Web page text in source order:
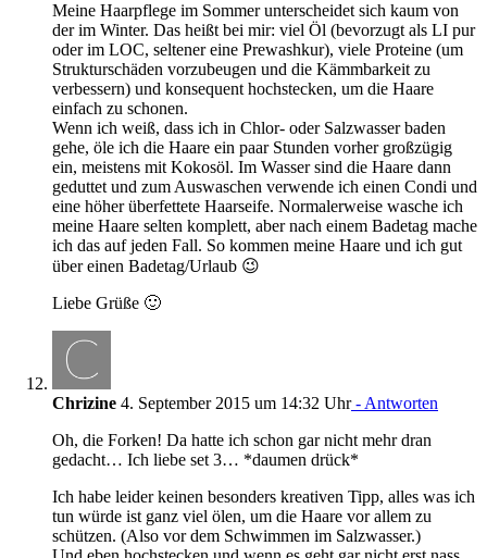
Meine Haarpflege im Sommer unterscheidet sich kaum von
der im Winter. Das heißt bei mir: viel Öl (bevorzugt als LI pur
oder im LOC, seltener eine Prewashkur), viele Proteine (um
Strukturschäden vorzubeugen und die Kämmbarkeit zu
verbessern) und konsequent hochstecken, um die Haare
einfach zu schonen.
Wenn ich weiß, dass ich in Chlor- oder Salzwasser baden
gehe, öle ich die Haare ein paar Stunden vorher großzügig
ein, meistens mit Kokosöl. Im Wasser sind die Haare dann
geduttet und zum Auswaschen verwende ich einen Condi und
eine höher überfettete Haarseife. Normalerweise wasche ich
meine Haare selten komplett, aber nach einem Badetag mache
ich das auf jeden Fall. So kommen meine Haare und ich gut
über einen Badetag/Urlaub 😉
Liebe Grüße 🙂
Chrizine 4. September 2015 um 14:32 Uhr- Antworten
Oh, die Forken! Da hatte ich schon gar nicht mehr dran
gedacht… Ich liebe set 3… *daumen drück*
Ich habe leider keinen besonders kreativen Tipp, alles was ich
tun würde ist ganz viel ölen, um die Haare vor allem zu
schützen. (Also vor dem Schwimmen im Salzwasser.)